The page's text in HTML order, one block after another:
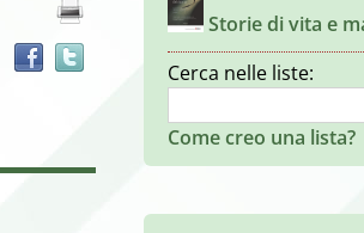
Storie di vita e
Cerca nelle liste:
Come creo una lista?